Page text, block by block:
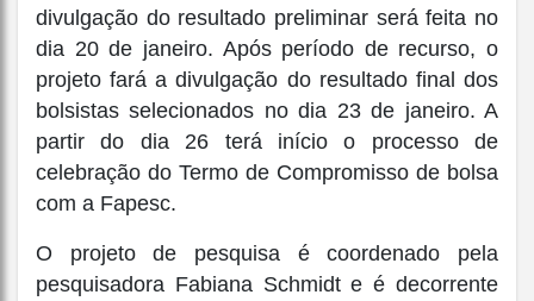
divulgação do resultado preliminar será feita no
dia 20 de janeiro. Após período de recurso, o
projeto fará a divulgação do resultado final dos
bolsistas selecionados no dia 23 de janeiro. A
partir do dia 26 terá início o processo de
celebração do Termo de Compromisso de bolsa
com a Fapesc.
O projeto de pesquisa é coordenado pela
pesquisadora Fabiana Schmidt e é decorrente